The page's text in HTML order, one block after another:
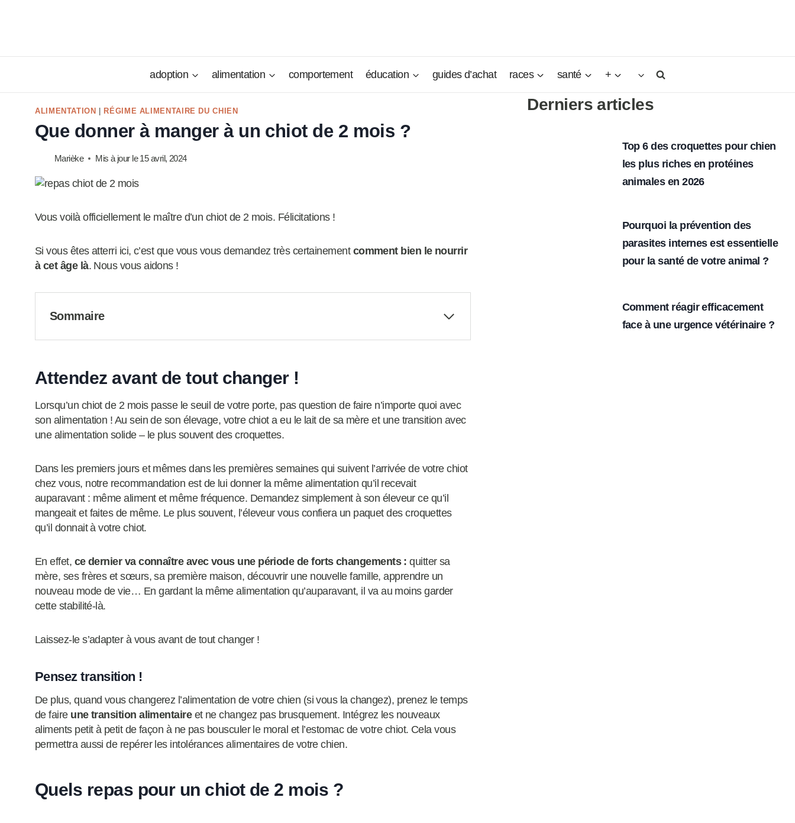
adoption alimentation comportement éducation guides d’achat races santé +
ALIMENTATION RÉGIME ALIMENTAIRE DU CHIEN
Que donner à manger à un chiot de 2 mois ?
Marièke Mis à jour le 15 avril, 2024
Vous voilà officiellement le maître d’un chiot de 2 mois. Félicitations !
Si vous êtes atterri ici, c’est que vous vous demandez très certainement comment bien le nourrir
à cet âge là. Nous vous aidons !
Sommaire
Attendez avant de tout changer !
Lorsqu’un chiot de 2 mois passe le seuil de votre porte, pas question de faire n’importe quoi avec
son alimentation ! Au sein de son élevage, votre chiot a eu le lait de sa mère et une transition avec
une alimentation solide – le plus souvent des croquettes.
Dans les premiers jours et mêmes dans les premières semaines qui suivent l’arrivée de votre chiot
chez vous, notre recommandation est de lui donner la même alimentation qu’il recevait
auparavant : même aliment et même fréquence. Demandez simplement à son éleveur ce qu’il
mangeait et faites de même. Le plus souvent, l’éleveur vous confiera un paquet des croquettes
qu’il donnait à votre chiot.
En effet, ce dernier va connaître avec vous une période de forts changements : quitter sa
mère, ses frères et sœurs, sa première maison, découvrir une nouvelle famille, apprendre un
nouveau mode de vie… En gardant la même alimentation qu’auparavant, il va au moins garder
cette stabilité-là.
Laissez-le s’adapter à vous avant de tout changer !
Pensez transition !
De plus, quand vous changerez l’alimentation de votre chien (si vous la changez), prenez le temps
de faire une transition alimentaireet ne changez pas brusquement. Intégrez les nouveaux
aliments petit à petit de façon à ne pas bousculer le moral et l’estomac de votre chiot. Cela vous
permettra aussi de repérer les intolérances alimentaires de votre chien.
Quels repas pour un chiot de 2 mois ?
Derniers articles
Top 6 des croquettes pour chien
les plus riches en protéines
animales en 2026
Pourquoi la prévention des
parasites internes est essentielle
pour la santé de votre animal ?
Comment réagir efficacement
face à une urgence vétérinaire ?